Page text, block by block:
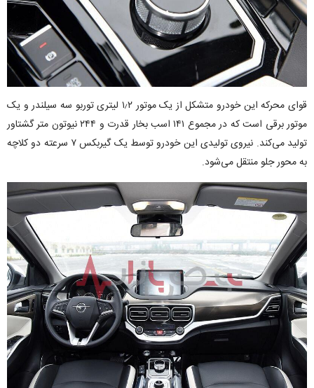
قوای محرکه این خودرو متشکل از یک موتور ۱٫۲ لیتری توربو سه سیلندر و یک
موتور برقی است که در مجموع ۱۴۱ اسب بخار قدرت و ۲۴۴ نیوتون متر گشتاور
تولید می‌کند. نیروی تولیدی این خودرو توسط یک گیربکس ۷ سرعته دو کلاچه
به محور جلو منتقل می‌شود.